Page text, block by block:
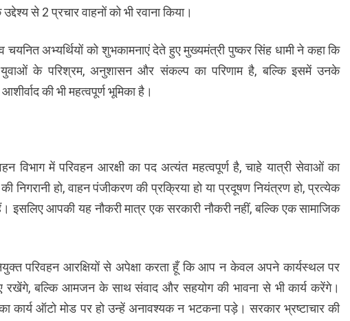
से 2 प्रचार वाहनों को भी रवाना किया।
चयनित अभ्यर्थियों को शुभकामनाएं देते हुए मुख्यमंत्री पुष्कर सिंह धामी ने कहा कि
के परिश्रम, अनुशासन और संकल्प का परिणाम है, बल्कि इसमें उनके
की भी महत्वपूर्ण भूमिका है।
विभाग में परिवहन आरक्षी का पद अत्यंत महत्वपूर्ण है, चाहे यात्री सेवाओं का
निगरानी हो, वाहन पंजीकरण की प्रक्रिया हो या प्रदूषण नियंत्रण हो, प्रत्येक
इसलिए आपकी यह नौकरी मात्र एक सरकारी नौकरी नहीं, बल्कि एक सामाजिक
परिवहन आरक्षियों से अपेक्षा करता हूँ कि आप न केवल अपने कार्यस्थल पर
रखेंगे, बल्कि आमजन के साथ संवाद और सहयोग की भावना से भी कार्य करेंगे।
कार्य ऑटो मोड पर हो उन्हें अनावश्यक न भटकना पड़े। सरकार भ्रष्टाचार की